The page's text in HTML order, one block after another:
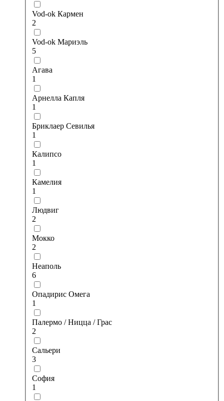
Vod-ok Кармен
2
Vod-ok Мариэль
5
Агава
1
Арнелла Капля
1
Бриклаер Севилья
1
Калипсо
1
Камелия
1
Людвиг
2
Мокко
2
Неаполь
6
Опадирис Омега
1
Палермо / Ницца / Грас
2
Сальери
3
София
1